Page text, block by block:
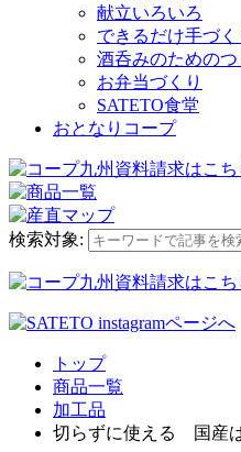
献立いろいろ
できるだけ手づく
酒呑みのためのつ
お弁当づくり
SATETO食堂
おとなりコープ
検索対象:
トップ
商品一覧
加工品
切らずに使える 国